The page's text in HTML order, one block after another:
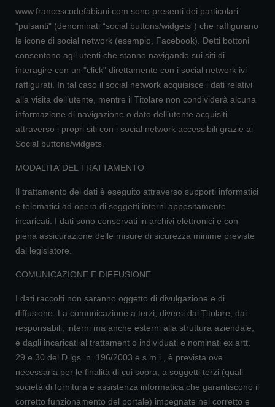
www.francescodefabiani.com sono presenti dei particolari
"pulsanti" (denominati “social buttons/widgets”) che raffigurano
le icone di social network (esempio, Facebook). Detti bottoni
consentono agli utenti che stanno navigando sui siti di
interagire con un "click" direttamente con i social network ivi
raffigurati. In tal caso il social network acquisisce i dati relativi
alla visita dell’utente, mentre il Titolare non condividerà alcuna
informazione di navigazione o dato dell’utente acquisiti
attraverso i propri siti con i social network accessibili grazie ai
Social buttons/widgets.
MODALITA’ DEL TRATTAMENTO
Il trattamento dei dati è eseguito attraverso supporti informatici
e telematici ad opera di soggetti interni appositamente
incaricati. I dati sono conservati in archivi elettronici e con
piena assicurazione delle misure di sicurezza minime previste
dal legislatore.
COMUNICAZIONE E DIFFUSIONE
I dati raccolti non saranno oggetto di divulgazione e di
diffusione. La comunicazione a terzi, diversi dal Titolare, dai
responsabili, interni ma anche esterni alla struttura aziendale,
e dagli incaricati al trattament o individuati e nominati ex artt.
29 e 30 del D.lgs. n. 196/2003 e s.m.i., è prevista ove
necessaria per le finalità di cui sopra, a soggetti terzi (quali
società di fornitura e assistenza informatica che garantiscono il
corretto funzionamento del portale) impegnate nel corretto e